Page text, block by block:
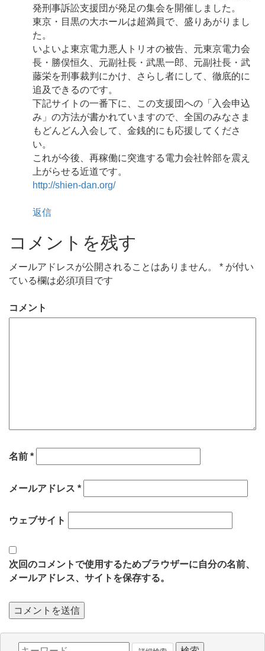
発刑事訴訟支援団が発足の集会を開催しました。
東京・目黒の大ホールは超満員で、盛りあがりまし
た。
いよいよ東京電力悪人トリオの被告、元東京電力会
長・勝俣恒久、元副社長・武黒一郎、元副社長・武
藤栄を刑事裁判にかけ、さらし者にして、徹底的に
追及できるのです。
下記サイトの一番下に、この支援団への「入会申込
み」の方法が書かれていますので、全国のみなさま
もどんどん入会して、金銭的にも応援してくださ
い。
これが今後、再稼働に突進する電力会社幹部を震え
上がらせる近道です。
http://shien-dan.org/
返信
コメントを残す
メールアドレスが公開されることはありません。 * が付い
ている欄は必須項目です
コメント
名前 *
メールアドレス *
ウェブサイト
次回のコメントで使用するためブラウザーに自分の名前、
メールアドレス、サイトを保存する。